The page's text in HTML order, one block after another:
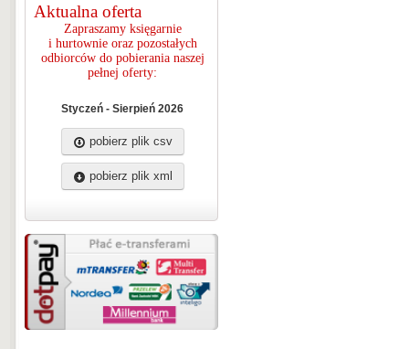
Aktualna oferta
Zapraszamy księgarnie
i hurtownie oraz pozostałych
odbiorców do pobierania naszej
pełnej oferty:
Styczeń - Sierpień 2026
pobierz plik csv
pobierz plik xml